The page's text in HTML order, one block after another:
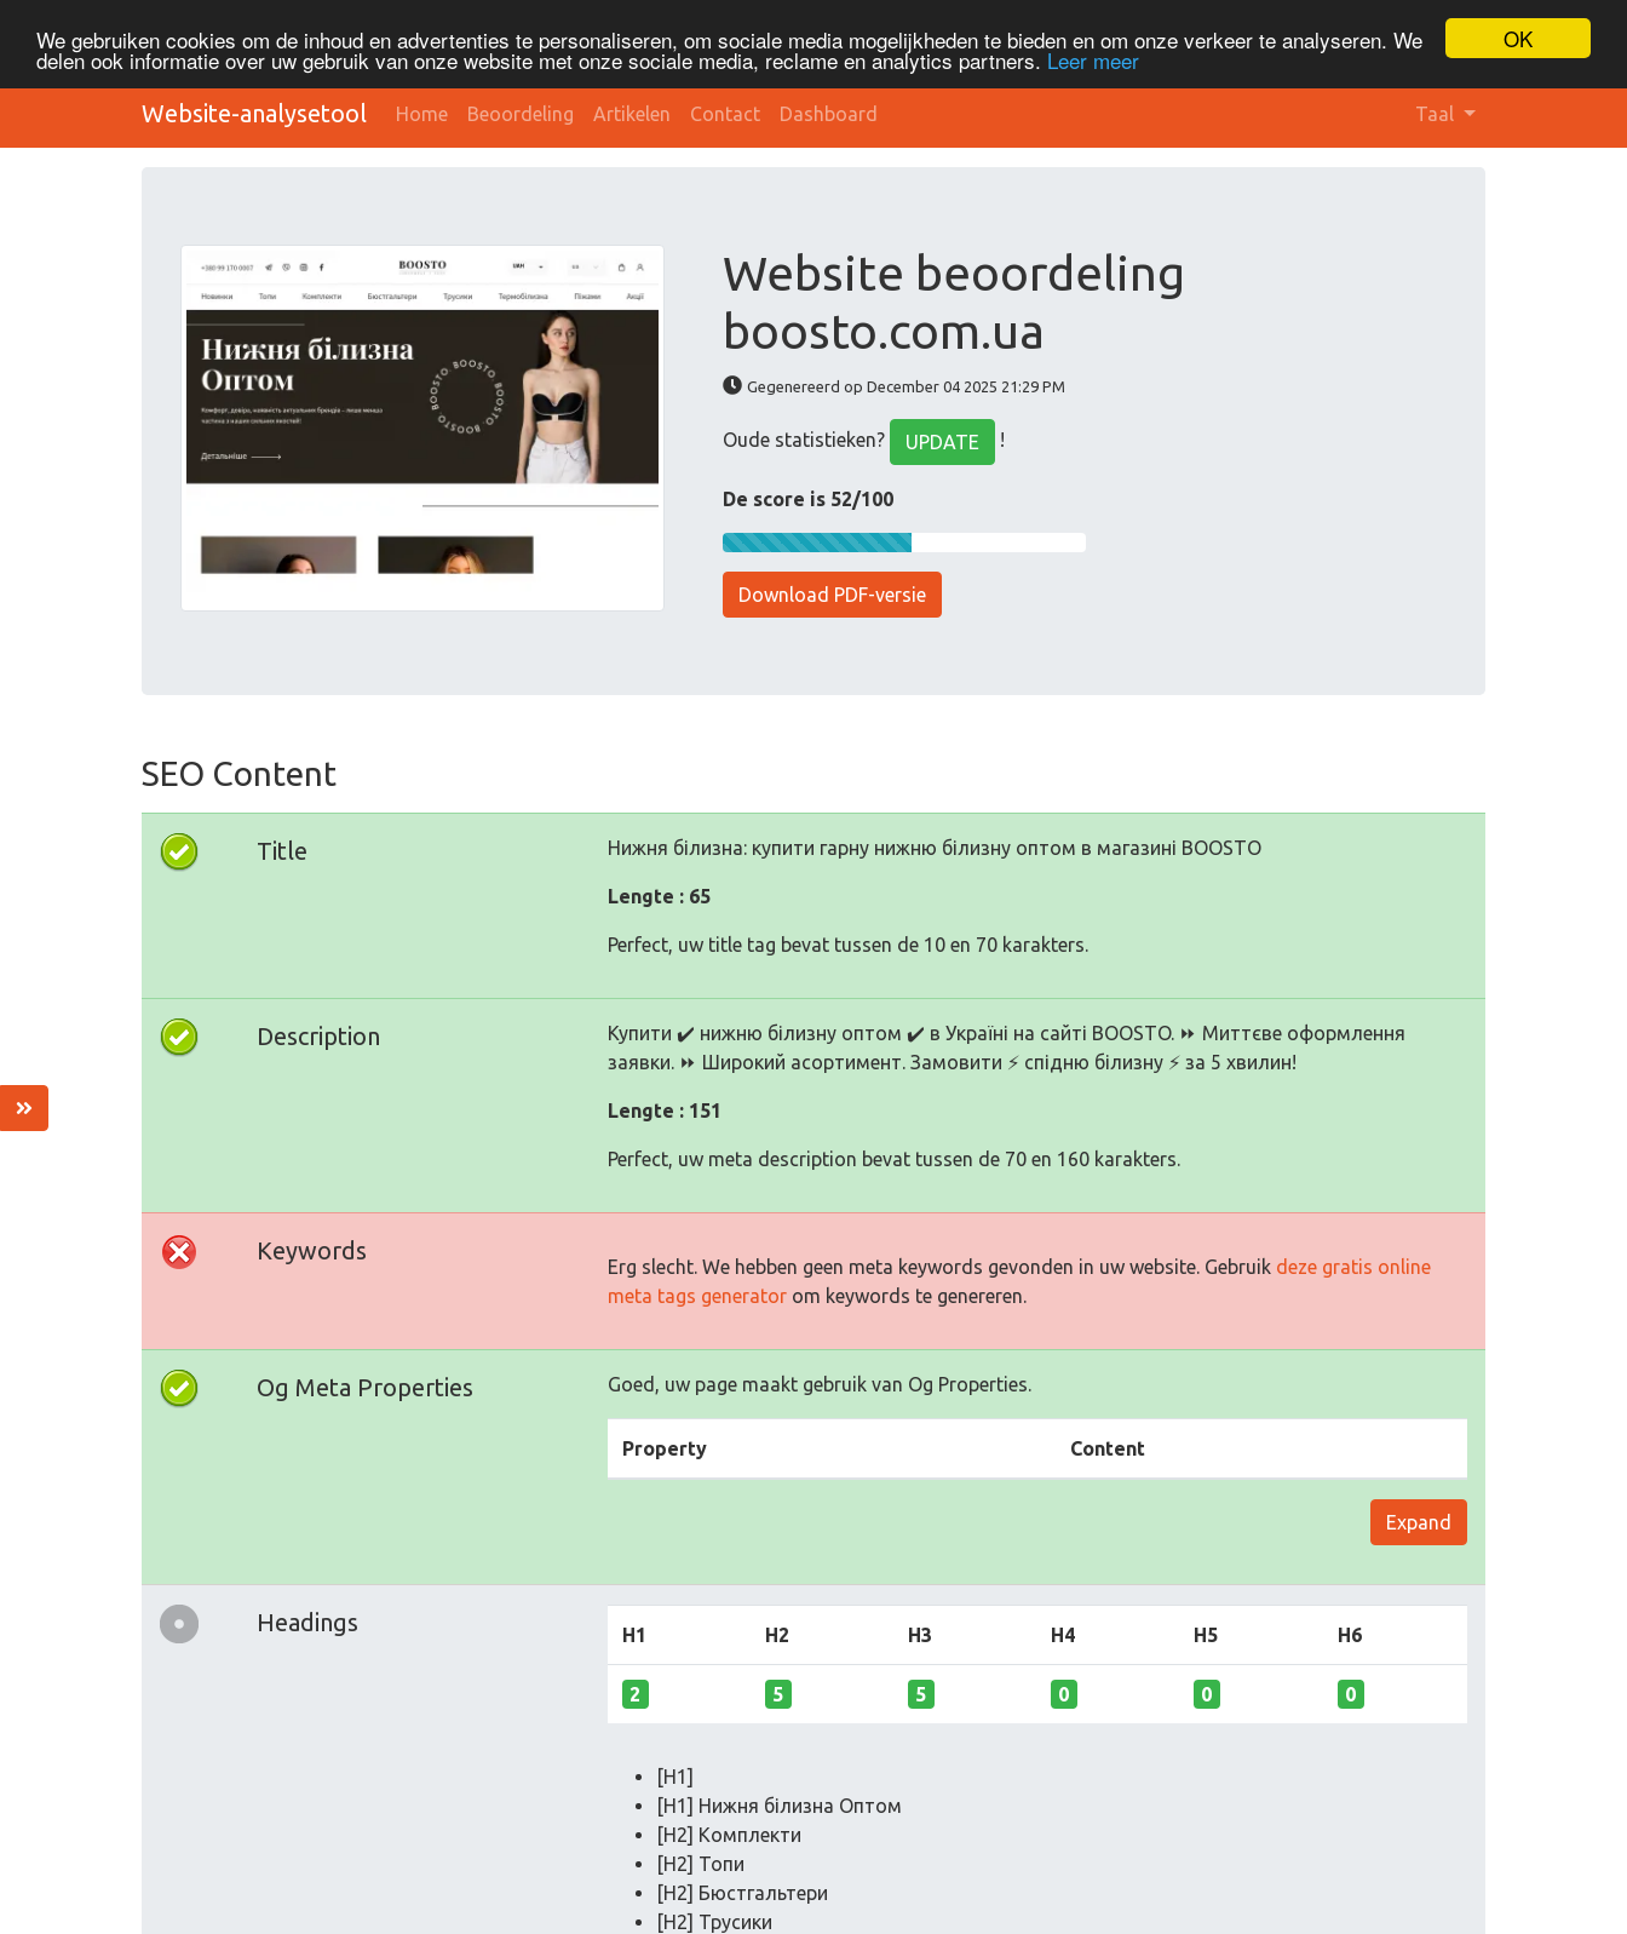
OK
We gebruiken cookies om de inhoud en advertenties te personaliseren, om sociale media mogelijkheden te bieden en om onze verkeer te analyseren. We
delen ook informatie over uw gebruik van onze website met onze sociale media, reclame en analytics partners. Leer meer
Website-analysetool Home Beoordeling Artikelen Contact Dashboard Taal
Website beoordeling
boosto.com.ua
Gegenereerd op December 04 2025 21:29 PM
Oude statistieken? UPDATE !
De score is 52/100
Download PDF-versie
SEO Content
Title Нижня білизна: купити гарну нижню білизну оптом в магазині BOOSTO
Lengte : 65
Perfect, uw title tag bevat tussen de 10 en 70 karakters.
Description
Купити ✔️ нижню білизну оптом ✔️ в Україні на сайті BOOSTO. ⏩ Миттєве оформлення
заявки. ⏩ Широкий асортимент. Замовити ⚡ спідню білизну ⚡ за 5 хвилин!
Lengte : 151
Perfect, uw meta description bevat tussen de 70 en 160 karakters.
Keywords
Erg slecht. We hebben geen meta keywords gevonden in uw website. Gebruik deze gratis online
meta tags generator om keywords te genereren.
Og Meta Properties Goed, uw page maakt gebruik van Og Properties.
Property Content
Expand
Headings H1 H2 H3 H4 H5 H6
2 5 5 0 0 0
[H1]
[H1] Нижня білизна Оптом
[H2] Комплекти
[H2] Топи
[H2] Бюстгальтери
[H2] Трусики